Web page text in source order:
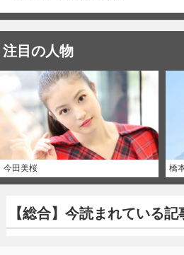
注目の人物
今田美桜 橋
【総合】今読まれている記